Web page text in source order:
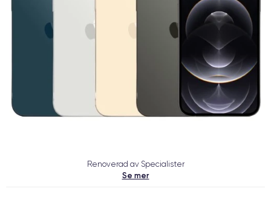
Renoverad av Specialister
Se mer